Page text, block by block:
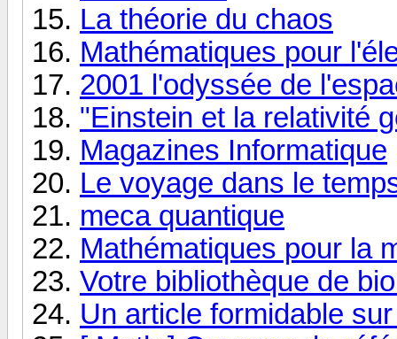
La théorie du chaos
Mathématiques pour
2001 l'odyssée de
"Einstein et la relativité
Magazines Informatique
Le voyage dans le
meca quantique
Mathématiques pour la
Votre bibliothèque de
Un article formidable